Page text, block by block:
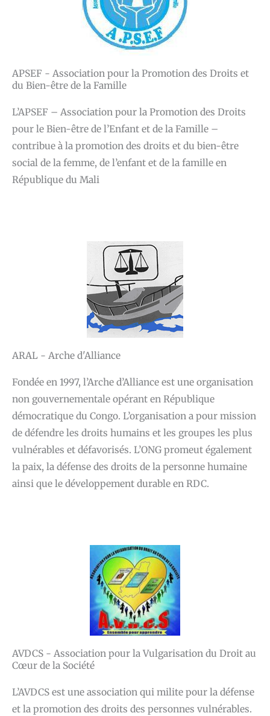
APSEF - Association pour la Promotion des Droits et
du Bien-être de la Famille
L’APSEF – Association pour la Promotion des Droits
pour le Bien-être de l’Enfant et de la Famille –
contribue à la promotion des droits et du bien-être
social de la femme, de l’enfant et de la famille en
République du Mali
ARAL - Arche d'Alliance
Fondée en 1997, l’Arche d’Alliance est une organisation
non gouvernementale opérant en République
démocratique du Congo. L’organisation a pour mission
de défendre les droits humains et les groupes les plus
vulnérables et défavorisés. L’ONG promeut également
la paix, la défense des droits de la personne humaine
ainsi que le développement durable en RDC.
AVDCS - Association pour la Vulgarisation du Droit au
Cœur de la Société
L’AVDCS est une association qui milite pour la défense
et la promotion des droits des personnes vulnérables.